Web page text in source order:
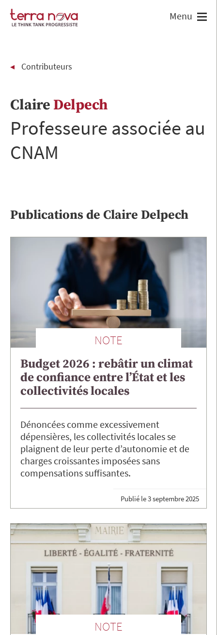
Contributeurs
Claire Delpech
Professeure associée au
CNAM
Publications de Claire Delpech
NOTE
Budget 2026 : rebâtir un climat
de confiance entre l’État et les
collectivités locales
Dénoncées comme excessivement
dépensières, les collectivités locales se
plaignent de leur perte d’autonomie et de
charges croissantes imposées sans
compensations suffisantes.
Publié le3 septembre 2025
NOTE